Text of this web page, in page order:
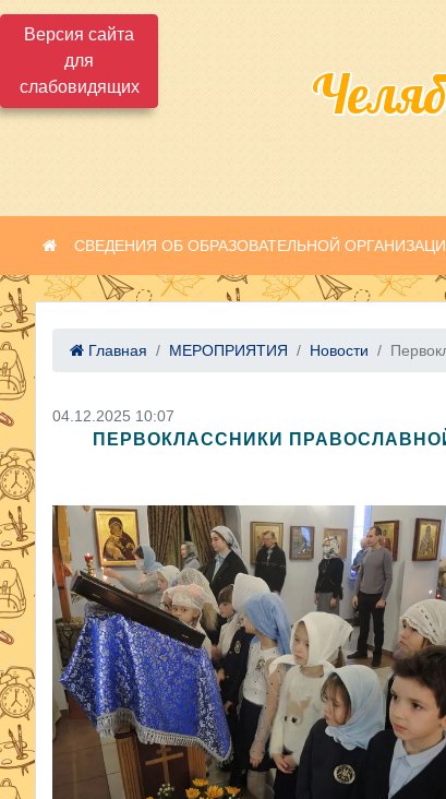
Версия сайта
для
слабовидящих
СВЕДЕНИЯ ОБ ОБРАЗОВАТЕЛЬНОЙ
Главная МЕРОПРИЯТИЯ Новости
04.12.2025 10:07
ПЕРВОКЛАССНИКИ